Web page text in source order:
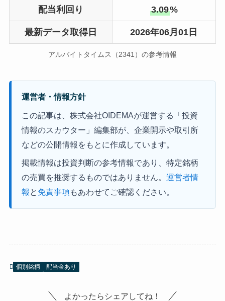
配当利回り 3.09%
最新データ取得日 2026年06月01日
アルバイトタイムス（2341）の参考情報
運営者・情報方針
この記事は、株式会社OIDEMAが運営する「投資
情報のスカウター」編集部が、企業開示や取引所
などの公開情報をもとに作成しています。
掲載情報は投資判断の参考情報であり、特定銘柄
の売買を推奨するものではありません。運営者情
報 と 免責事項もあわせてご確認ください。
個別銘柄 配当金あり
よかったらシェアしてね！